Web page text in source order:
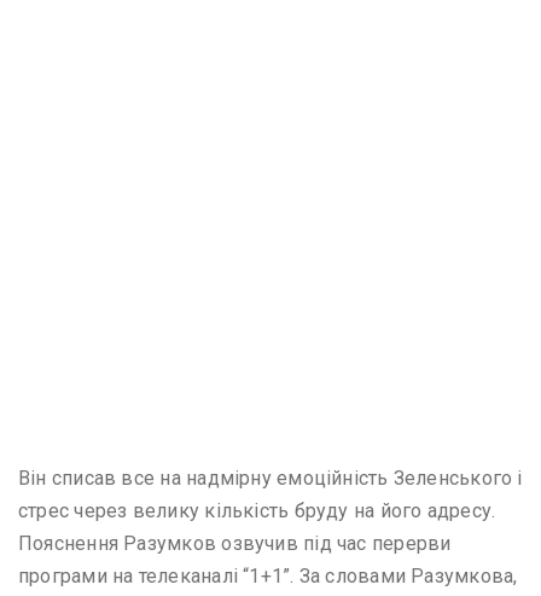
Він списав все на надмірну емоційність Зеленського і
стрес через велику кількість бруду на його адресу.
Пояснення Разумков озвучив під час перерви
програми на телеканалі “1+1”. За словами Разумкова,